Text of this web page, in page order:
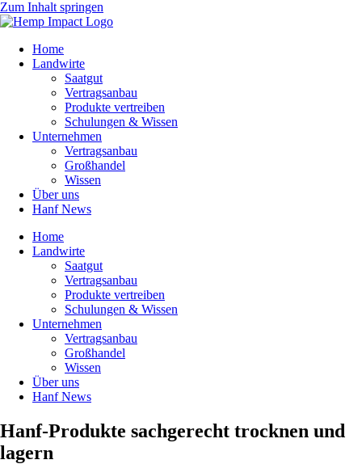
Zum Inhalt springen
Home
Landwirte
Saatgut
Vertragsanbau
Produkte vertreiben
Schulungen & Wissen
Unternehmen
Vertragsanbau
Großhandel
Wissen
Über uns
Hanf News
Home
Landwirte
Saatgut
Vertragsanbau
Produkte vertreiben
Schulungen & Wissen
Unternehmen
Vertragsanbau
Großhandel
Wissen
Über uns
Hanf News
Hanf-Produkte sachgerecht trocknen und
lagern